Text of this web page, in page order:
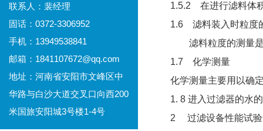
联系人：裴经理
固话：0372-3306952
手机：13949538841
邮箱：1841107672@qq.com
地址：河南省安阳市文峰区中
华路与白沙大道交叉口向西200
米国旅安阳城3号楼1-4号
1.5.2 在进行滤料体
1.6 滤料装入时粒度
滤料粒度的测量是
1.7 化学测量
化学测量主要用以确
1. 8 进入过滤器的水
2 过滤设备性能试